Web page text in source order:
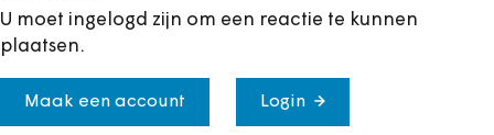
U moet ingelogd zijn om een reactie te kunnen
plaatsen.
Maak een account Login